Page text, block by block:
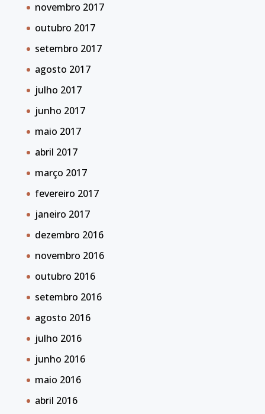
novembro 2017
outubro 2017
setembro 2017
agosto 2017
julho 2017
junho 2017
maio 2017
abril 2017
março 2017
fevereiro 2017
janeiro 2017
dezembro 2016
novembro 2016
outubro 2016
setembro 2016
agosto 2016
julho 2016
junho 2016
maio 2016
abril 2016